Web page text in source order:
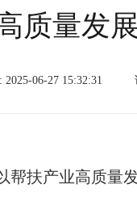
质量发
06-27 15:32:31
帮扶产业高质量